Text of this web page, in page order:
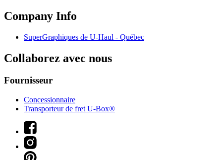
Company Info
SuperGraphiques de U-Haul - Québec
Collaborez avec nous
Fournisseur
Concessionnaire
Transporteur de fret U-Box®